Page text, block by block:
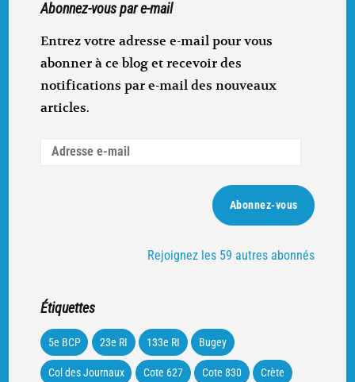
Abonnez-vous par e-mail
Entrez votre adresse e-mail pour vous
abonner à ce blog et recevoir des
notifications par e-mail des nouveaux
articles.
Adresse
Abonnez-vous
Rejoignez les 59 autres abonnés
Étiquettes
5e BCP 23e RI 133e RI Bugey
Col des Journaux Cote 627 Cote 830 Crète